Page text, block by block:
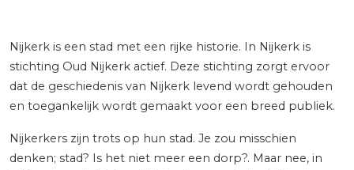
Nijkerk is een stad met een rijke historie. In Nijkerk is
stichting Oud Nijkerk actief. Deze stichting zorgt ervoor
dat de geschiedenis van Nijkerk levend wordt gehouden
en toegankelijk wordt gemaakt voor een breed publiek.
Nijkerkers zijn trots op hun stad. Je zou misschien
denken; stad? Is het niet meer een dorp?. Maar nee, in